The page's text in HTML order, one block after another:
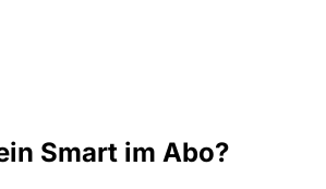
Smart im Abo?